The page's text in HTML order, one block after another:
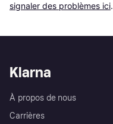
signaler des problèmes ici.
Klarna
À propos de nous
Carrières